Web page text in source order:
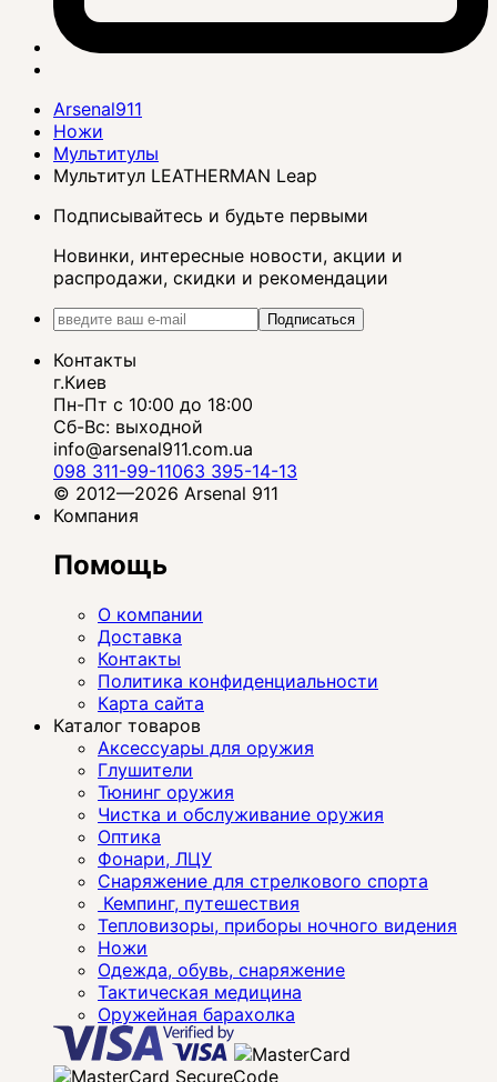
Arsenal911
Ножи
Мультитулы
Мультитул LEATHERMAN Leap
Подписывайтесь и будьте первыми
Новинки, интересные новости, акции и
распродажи, скидки и рекомендации
Подписаться
Контакты
г.Киев
Пн-Пт с 10:00 до 18:00
Сб-Вс: выходной
info@arsenal911.com.ua
098 311-99-11063 395-14-13
© 2012—2026 Arsenal 911
Компания
Помощь
О компании
Доставка
Контакты
Политика конфиденциальности
Карта сайта
Каталог товаров
Аксессуары для оружия
Глушители
Тюнинг оружия
Чистка и обслуживание оружия
Оптика
Фонари, ЛЦУ
Снаряжение для стрелкового спорта
Кемпинг, путешествия
Тепловизоры, приборы ночного видения
Ножи
Одежда, обувь, снаряжение
Тактическая медицина
Оружейная барахолка